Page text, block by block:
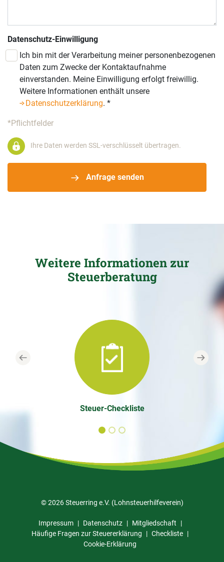
Datenschutz-Einwilligung
Ich bin mit der Verarbeitung meiner personenbezogenen
Daten zum Zwecke der Kontaktaufnahme
einverstanden. Meine Einwilligung erfolgt freiwillig.
Weitere Informationen enthält unsere
Datenschutzerklärung. *
*Pflichtfelder
Anfrage senden
Ihre Daten werden SSL-verschlüsselt übertragen.
Weitere Informationen zur
Steuerberatung
Steuer-Checkliste
Previous Next
© 2026 Steuerring e.V. (Lohnsteuerhilfeverein)
Impressum Datenschutz
Mitgliedschaft
Häufige Fragen zur Steuererklärung
Checkliste
Cookie-Erklärung